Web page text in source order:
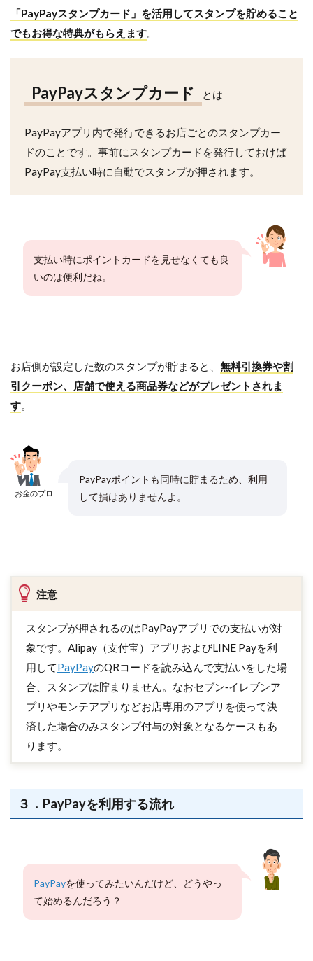
「PayPayスタンプカード」を活用してスタンプを貯めること
でもお得な特典がもらえます。
PayPayスタンプカード とは
PayPayアプリ内で発行できるお店ごとのスタンプカー
ドのことです。事前にスタンプカードを発行しておけば
PayPay支払い時に自動でスタンプが押されます。
支払い時にポイントカードを見せなくても良
いのは便利だね。
お店側が設定した数のスタンプが貯まると、 無料引換券や割
引クーポン、店舗で使える商品券などがプレゼントされま
す。
お金のプロ
PayPayポイントも同時に貯まるため、利用
して損はありませんよ。
注意
スタンプが押されるのはPayPayアプリでの支払いが対
象です。Alipay（支付宝）アプリおよびLINE Payを利
用してPayPayのQRコードを読み込んで支払いをした場
合、スタンプは貯まりません。なおセブン‐イレブンア
プリやモンテアプリなどお店専用のアプリを使って決
済した場合のみスタンプ付与の対象となるケースもあ
ります。
３．PayPayを利用する流れ
PayPayを使ってみたいんだけど、どうやっ
て始めるんだろう？